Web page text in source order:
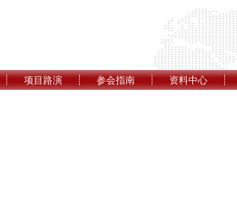
项目路演 参会指南 资料中心